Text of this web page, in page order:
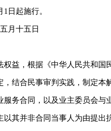
日起施行。
日
，根据《中华人民共和国
结合民事审判实践，制定本
合同，以及业主委员会与
其并非合同当事人为由提出